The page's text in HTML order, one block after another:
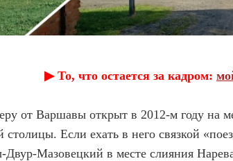
▶︎ То, что остается за кадром:
от Варшавы открыт в 2012-м году на
столицы. Если ехать в него связкой
Мазовецкий в месте слияния